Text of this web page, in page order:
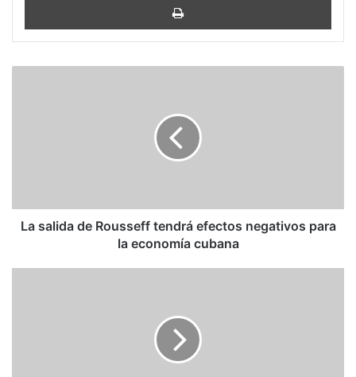
la
economía
La salida de Rousseff tendrá efectos negativos para
la economía cubana